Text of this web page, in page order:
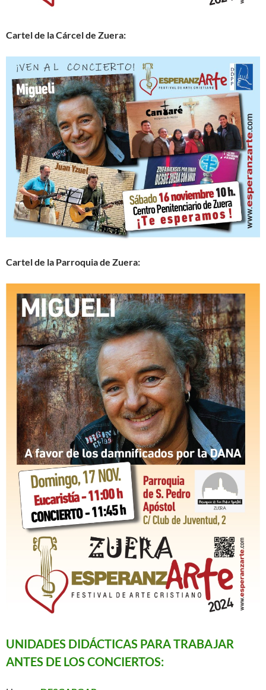
Cartel de la Cárcel de Zuera:
Cartel de la Parroquia de Zuera:
UNIDADES DIDÁCTICAS PARA TRABAJAR
ANTES DE LOS CONCIERTOS: